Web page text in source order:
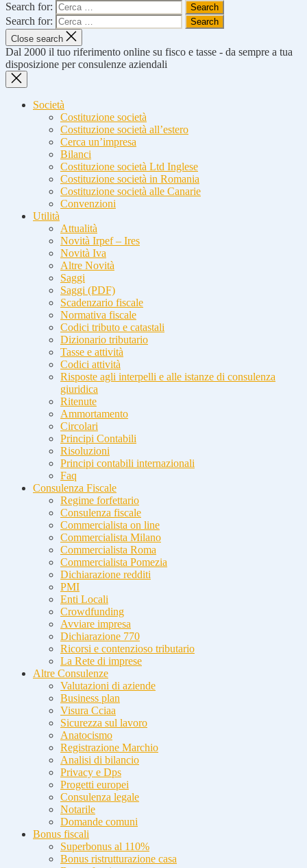
Search for:
Search for:
Close search
Dal 2000 il tuo riferimento online su fisco e tasse - da sempre a tua
disposizione per consulenze aziendali
Società
Costituzione società
Costituzione società all’estero
Cerca un’impresa
Bilanci
Costituzione società Ltd Inglese
Costituzione società in Romania
Costituzione società alle Canarie
Convenzioni
Utilità
Attualità
Novità Irpef – Ires
Novità Iva
Altre Novità
Saggi
Saggi (PDF)
Scadenzario fiscale
Normativa fiscale
Codici tributo e catastali
Dizionario tributario
Tasse e attività
Codici attività
Risposte agli interpelli e alle istanze di consulenza
giuridica
Ritenute
Ammortamento
Circolari
Principi Contabili
Risoluzioni
Principi contabili internazionali
Faq
Consulenza Fiscale
Regime forfettario
Consulenza fiscale
Commercialista on line
Commercialista Milano
Commercialista Roma
Commercialista Pomezia
Dichiarazione redditi
PMI
Enti Locali
Crowdfunding
Avviare impresa
Dichiarazione 770
Ricorsi e contenzioso tributario
La Rete di imprese
Altre Consulenze
Valutazioni di aziende
Business plan
Visura Cciaa
Sicurezza sul lavoro
Anatocismo
Registrazione Marchio
Analisi di bilancio
Privacy e Dps
Progetti europei
Consulenza legale
Notarile
Domande comuni
Bonus fiscali
Superbonus al 110%
Bonus ristrutturazione casa